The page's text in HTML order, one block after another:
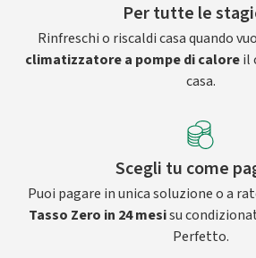
Per tutte le
Rinfreschi o riscaldi casa quando
climatizzatore a pompe di caloreil
casa.
Scegli tu come
Puoi pagare in unica soluzione o a
Tasso Zero in 24 mesisu
Perfetto.